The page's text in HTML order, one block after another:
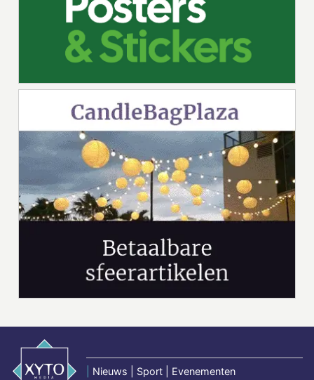
Nieuws | Sport | Evenementen